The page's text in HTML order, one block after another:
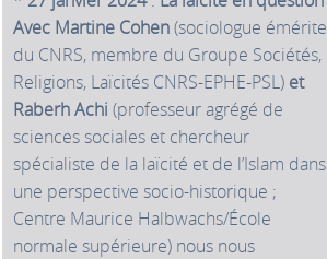
Avec Martine Cohen(sociologue émérite
du CNRS, membre du Groupe Sociétés,
Religions, Laïcités CNRS-EPHE-PSL) et
Raberh Achi (professeur agrégé de
sciences sociales et chercheur
spécialiste de la laïcité et de l’Islam dans
une perspective socio-historique ;
Centre Maurice Halbwachs/École
normale supérieure) nous nous